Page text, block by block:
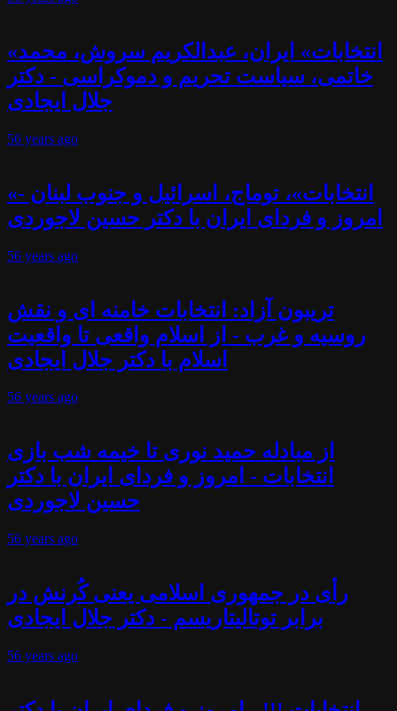
«انتخابات» ایران، عبدالکریم سروش، محمد
خاتمی، سیاست تحریم و دموکراسی - دکتر
جلال ایجادی
56 years ago
«انتخابات»، توماج، اسرائیل و جنوب لبنان -
امروز و فردای ایران با دکتر حسین لاجوردی
56 years ago
تریبون آزاد: انتخابات خامنه ای و نقش
روسیه و غرب - از اسلام واقعی تا واقعیت
اسلام با دکتر جلال ایجادی
56 years ago
از مبادله حمید نوری تا خیمه شب بازی
انتخابات - امروز و فردای ایران با دکتر
حسین لاجوردی
56 years ago
رأی در جمهوری اسلامی یعنی کُرنش در
برابر توتالیتاریسم - دکتر جلال ایجادی
56 years ago